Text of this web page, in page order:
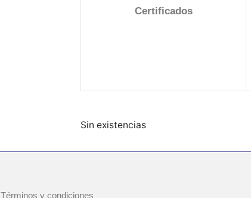
Certificados
Sin existencias
Términos y condiciones